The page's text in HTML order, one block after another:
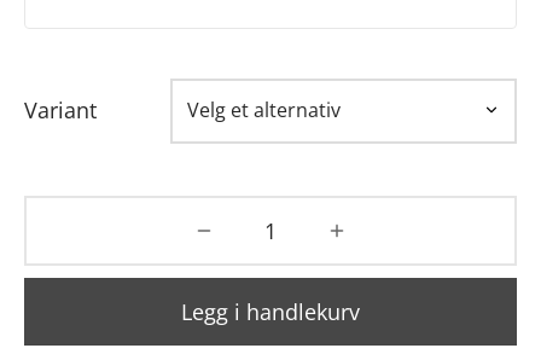
Variant
Legg i handlekurv